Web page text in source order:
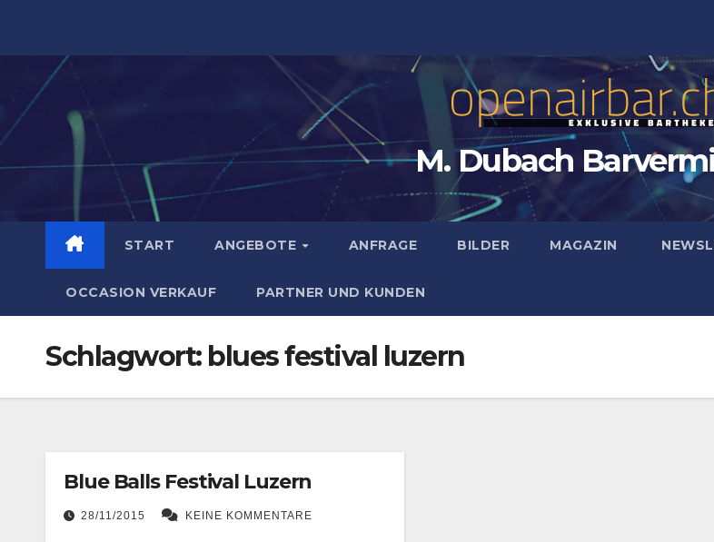
M. Dubach
START ANGEBOTE ANFRAGE BILDER MAGAZIN
OCCASION VERKAUF PARTNER UND KUNDEN
Schlagwort: blues festival luzern
Blue Balls Festival Luzern
28/11/2015 KEINE KOMMENTARE